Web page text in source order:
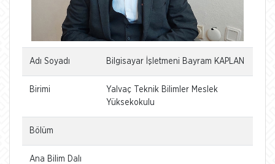
Adı Soyadı Bilgisayar İşletmeni Bayram KAPLAN
Birimi
Yalvaç Teknik Bilimler Meslek
Yüksekokulu
Bölüm
Ana Bilim Dalı